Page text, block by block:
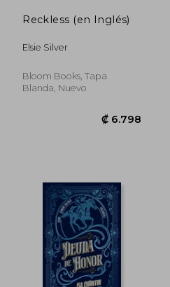
Reckless (en Inglés)
Elsie Silver
Bloom Books, Tapa
Blanda, Nuevo